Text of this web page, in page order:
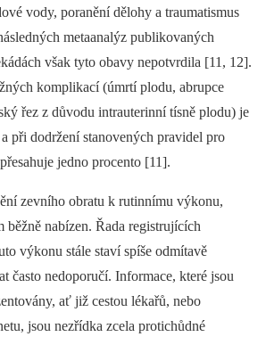
vody, poranění dělohy a traumatismus
meta­analýz publikovaných
však tyto obavy nepotvrdila [11, 12].
komplikací (úmrtí plodu, abrupce
řez z důvodu intrauterinní tísně plodu) je
při dodržení stanovených pravidel pro
jedno procento [11].
zevního obratu k rutinnímu výkonu,
nabízen. Řada registrujících
výkonu stále staví spíše odmítavě
často nedoporučí. Informace, které jsou
ať již cestou lékařů, nebo
jsou nezřídka zcela protichůdné